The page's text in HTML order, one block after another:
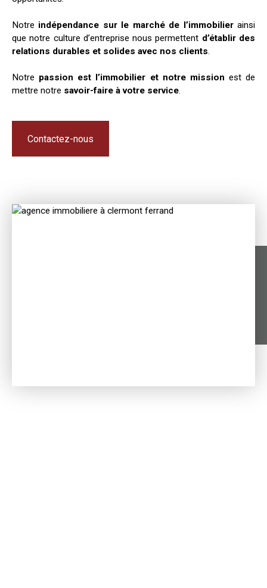
Notre indépendance sur le marché de l’immobilierainsi
que notre culture d’entreprise nous permettent d’établir des
relations durables et solides avec nos clients.
Notre passion est l’immobilier et notre mission est de
mettre notre savoir-faire à votre service.
Contactez-nous